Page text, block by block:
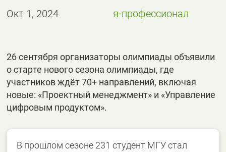
Окт 1, 2024 я-профессионал
26 сентября организаторы олимпиады объявили
о старте нового сезона олимпиады, где
участников ждёт 70+ направлений, включая
новые: «Проектный менеджмент» и «Управление
цифровым продуктом».
В прошлом сезоне 231 студент МГУ стал